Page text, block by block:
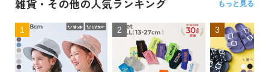
雑貨・その他の人気ランキング もっと見る
1 2 3